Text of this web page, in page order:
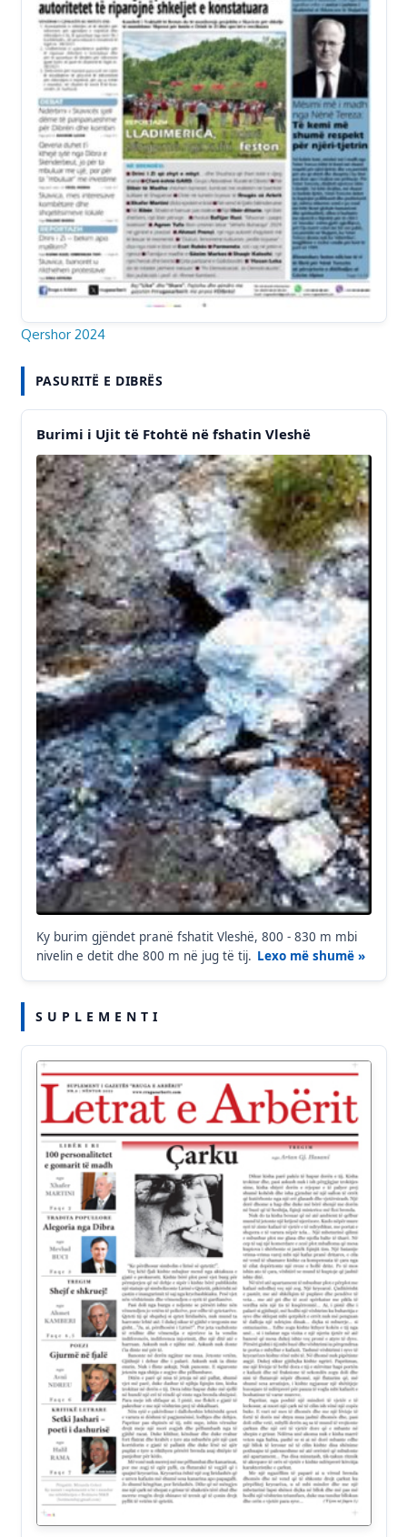
Qershor 2024
PASURITË E DIBRËS
Burimi i Ujit të Ftohtë në fshatin Vleshë
Ky burim gjëndet pranë fshatit Vleshë, 800 - 830 m mbi
nivelin e detit dhe 800 m në jug të tij. Lexo më shumë »
S U P L E M E N T I